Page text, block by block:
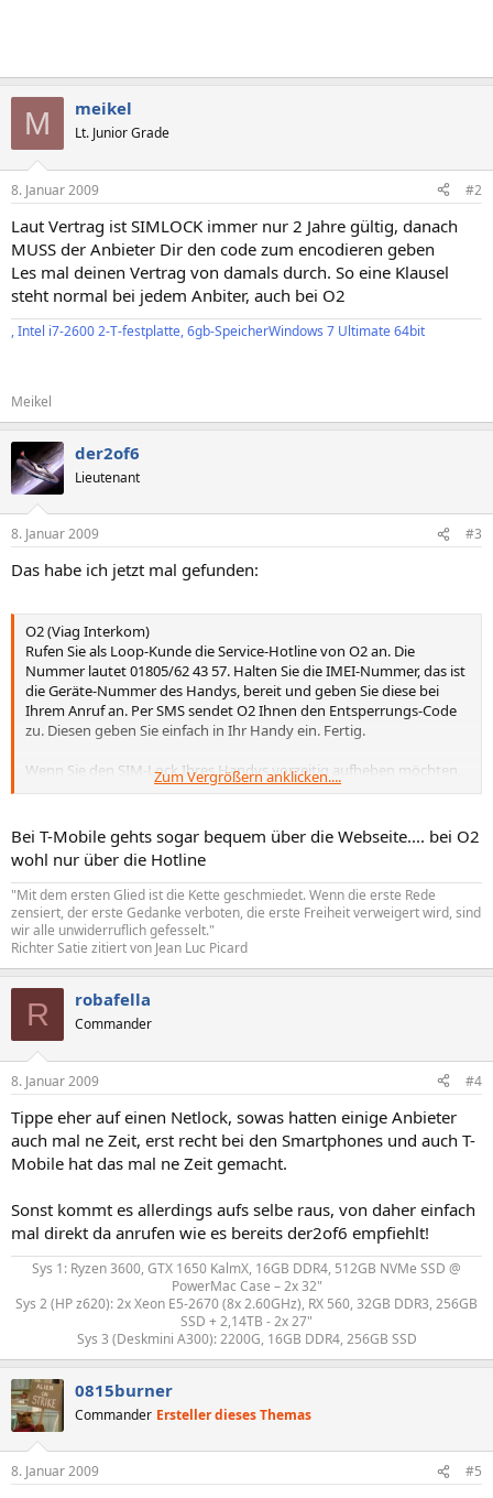
M meikel
Lt. Junior Grade
8. Januar 2009 #2
Laut Vertrag ist SIMLOCK immer nur 2 Jahre gültig, danach
MUSS der Anbieter Dir den code zum encodieren geben
Les mal deinen Vertrag von damals durch. So eine Klausel
steht normal bei jedem Anbiter, auch bei O2
, Intel i7-2600 2-T-festplatte, 6gb-SpeicherWindows 7 Ultimate 64bit
Meikel
der2of6
Lieutenant
8. Januar 2009 #3
Das habe ich jetzt mal gefunden:
O2 (Viag Interkom)
Rufen Sie als Loop-Kunde die Service-Hotline von O2 an. Die
Nummer lautet 01805/62 43 57. Halten Sie die IMEI-Nummer, das ist
die Geräte-Nummer des Handys, bereit und geben Sie diese bei
Ihrem Anruf an. Per SMS sendet O2 Ihnen den Entsperrungs-Code
zu. Diesen geben Sie einfach in Ihr Handy ein. Fertig.
Wenn Sie den SIM-Lock Ihres Handys vorzeitig aufheben möchten,
verlangt O2 dafür eine Gebühr von 99 Euro.
Zum Vergrößern anklicken....
Bei T-Mobile gehts sogar bequem über die Webseite.... bei O2
wohl nur über die Hotline
"Mit dem ersten Glied ist die Kette geschmiedet. Wenn die erste Rede
zensiert, der erste Gedanke verboten, die erste Freiheit verweigert wird, sind
wir alle unwiderruflich gefesselt."
Richter Satie zitiert von Jean Luc Picard
R robafella
Commander
8. Januar 2009 #4
Tippe eher auf einen Netlock, sowas hatten einige Anbieter
auch mal ne Zeit, erst recht bei den Smartphones und auch T-
Mobile hat das mal ne Zeit gemacht.
Sonst kommt es allerdings aufs selbe raus, von daher einfach
mal direkt da anrufen wie es bereits der2of6 empfiehlt!
Sys 1: Ryzen 3600, GTX 1650 KalmX, 16GB DDR4, 512GB NVMe SSD @
PowerMac Case – 2x 32"
Sys 2 (HP z620): 2x Xeon E5-2670 (8x 2.60GHz), RX 560, 32GB DDR3, 256GB
SSD + 2,14TB - 2x 27"
Sys 3 (Deskmini A300): 2200G, 16GB DDR4, 256GB SSD​
0815burner
Commander Ersteller dieses Themas
8. Januar 2009 #5